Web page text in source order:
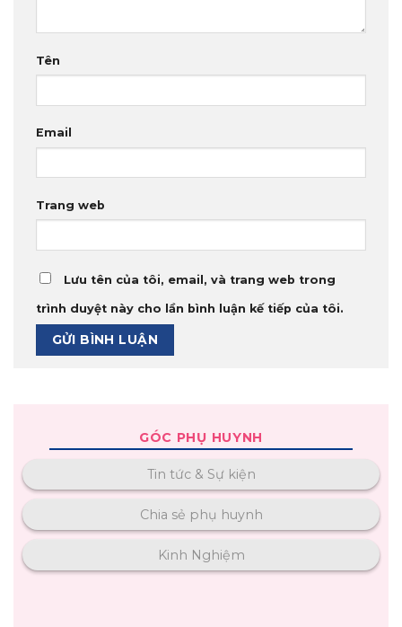
Tên
Email
Trang web
Lưu tên của tôi, email, và trang web trong
trình duyệt này cho lần bình luận kế tiếp của tôi.
GÓC PHỤ HUYNH
Tin tức & Sự kiện
Chia sẻ phụ huynh
Kinh Nghiệm